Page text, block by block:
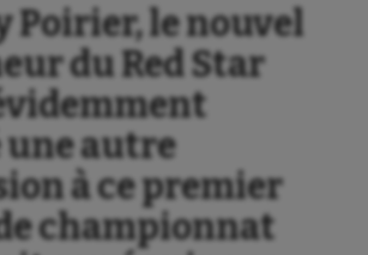
Poirier, le nouvel
du Red Star
autre
à ce premier
championnat